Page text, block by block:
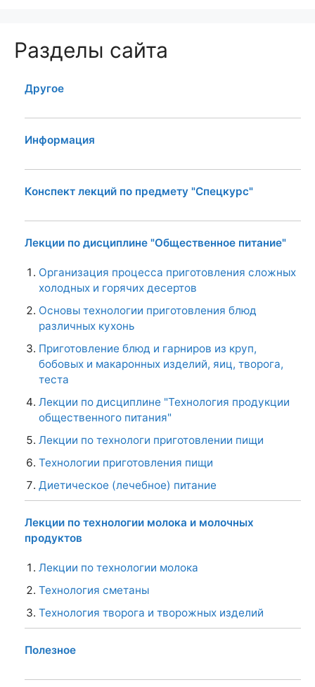
Разделы сайта
Другое
Информация
Конспект лекций по предмету "Спецкурс"
Лекции по дисциплине "Общественное питание"
Организация процесса приготовления сложных
холодных и горячих десертов
Основы технологии приготовления блюд
различных кухонь
Приготовление блюд и гарниров из круп,
бобовых и макаронных изделий, яиц, творога,
теста
Лекции по дисциплине "Технология продукции
общественного питания"
Лекции по технологи приготовлении пищи
Технологии приготовления пищи
Диетическое (лечебное) питание
Лекции по технологии молока и молочных
продуктов
Лекции по технологии молока
Технология сметаны
Технология творога и творожных изделий
Полезное